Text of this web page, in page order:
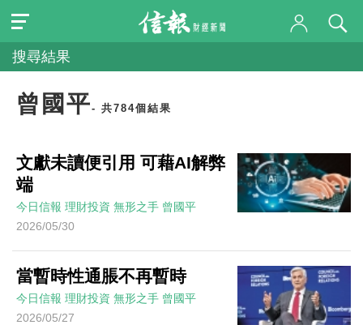
搜尋結果
曾國平- 共784個結果
文獻未讀便引用 可藉AI解弊
端
今日信報 理財投資 無形之手 曾國平
2026/05/30
當暫時性通脹不再暫時
今日信報 理財投資 無形之手 曾國平
2026/05/27